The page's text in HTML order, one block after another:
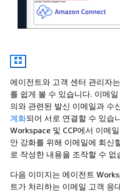
에이전트와 고객 센터 관리자
를 쉽게 볼 수 있습니다. 이메
의와 관련된 발신 이메일과 수
계화되어 서로 연결할 수 있습
Workspace 및 CCP에서 이메
안 강화를 위해 이메일에 회신
로 작성한 내용을 조작할 수 없
다음 이미지는 에이전트
트가 처리하는 이메일 고객 응